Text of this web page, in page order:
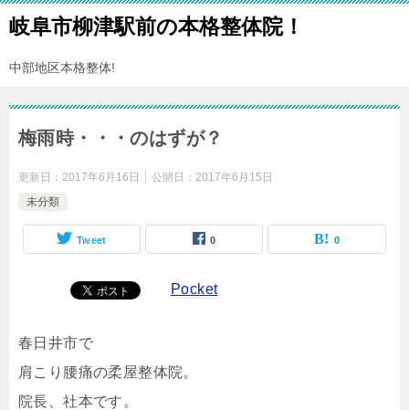
岐阜市柳津駅前の本格整体院！
中部地区本格整体!
梅雨時・・・のはずが？
更新日： 2017年6月16日 公開日： 2017年6月15日
未分類
Tweet 0 0
Pocket
春日井市で
肩こり腰痛の柔屋整体院。
院長、社本です。